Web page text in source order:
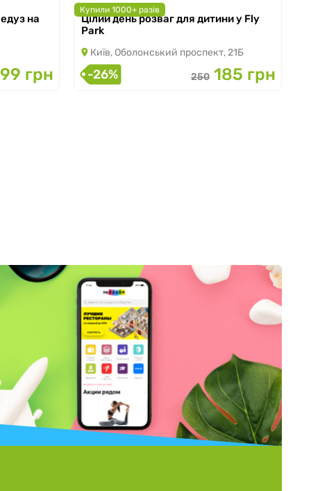
на
грн
Купили 1000+ разів
з 01.01.2025 по 30.09.2026
Цілий день розваг для дитини у Fly
Park
Київ, Оболонський проспект, 21Б
-26% 250 185 грн